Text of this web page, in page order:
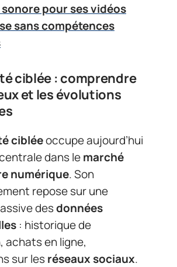
pour ses vidéos
sans compétences
ciblée : comprendre
et les évolutions
cibléeoccupe aujourd’hui
dans lemarché
numérique. Son
repose sur une
desdonnées
: historique de
achats en ligne,
sur lesréseaux sociaux.